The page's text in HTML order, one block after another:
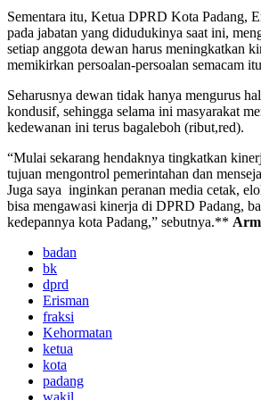
Sementara itu, Ketua DPRD Kota Padang,
pada jabatan yang didudukinya saat ini,
setiap anggota dewan harus meningkatkan
memikirkan persoalan-persoalan semacam
Seharusnya dewan tidak hanya mengurus
kondusif, sehingga selama ini masyarakat
kedewanan ini terus bagaleboh (ribut,red).
“Mulai sekarang hendaknya tingkatkan
tujuan mengontrol pemerintahan dan
Juga saya inginkan peranan media cetak,
bisa mengawasi kinerja di DPRD Padang,
kedepannya kota Padang,” sebutnya.**
badan
bk
dprd
Erisman
fraksi
Kehormatan
ketua
kota
padang
wakil